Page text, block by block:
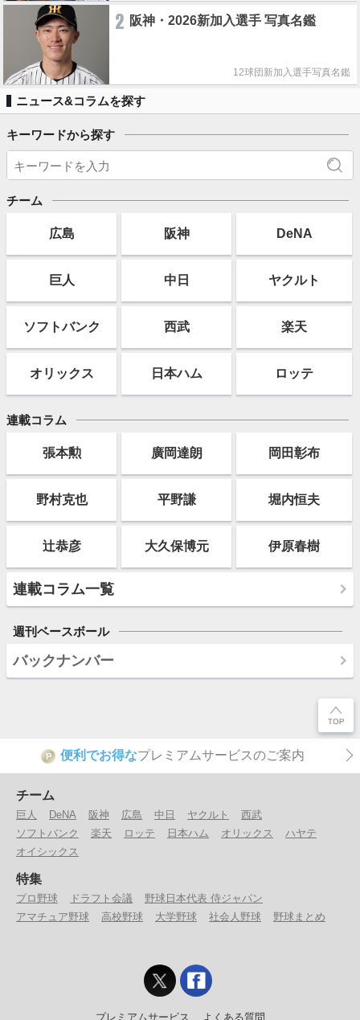
2 阪神・2026新加入選手 写真名鑑
12球団新加入選手写真名鑑
ニュース&コラムを探す
キーワードから探す
チーム
広島 阪神 DeNA
巨人 中日 ヤクルト
ソフトバンク 西武 楽天
オリックス 日本ハム ロッテ
連載コラム
張本勲 廣岡達朗 岡田彰布
野村克也 平野謙 堀内恒夫
辻恭彦 大久保博元 伊原春樹
連載コラム一覧
週刊ベースボール
バックナンバー
P 便利でお得なプレミアムサービスのご案内
チーム
巨人 DeNA 阪神 広島 中日 ヤクルト
西武
ソフトバンク
楽天 ロッテ 日本ハム オリックス
ハヤテ
オイシックス
特集
プロ野球 ドラフト会議
野球日本代表 侍ジャパン
アマチュア野球
高校野球 大学野球 社会人野球 野球まとめ
プレミアムサービス よくある質問